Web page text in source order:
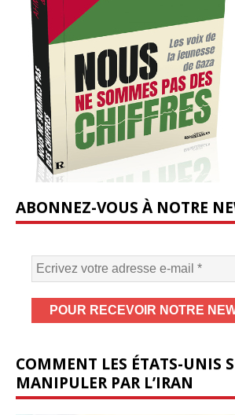
ABONNEZ-VOUS À NOTRE
COMMENT LES ÉTATS-UNIS
MANIPULER PAR L’IRAN